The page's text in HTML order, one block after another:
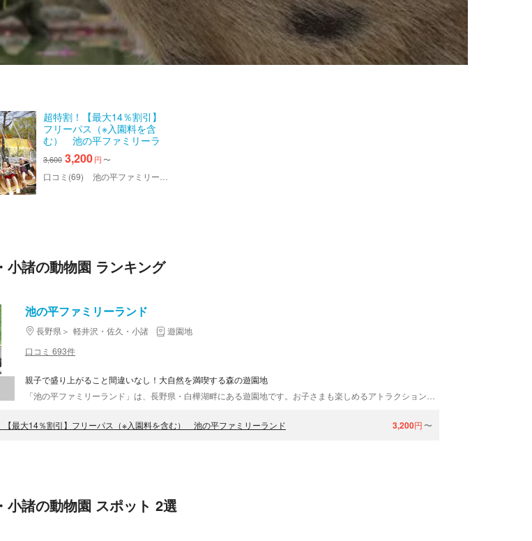
超特割！【最大14％割引】
フリーパス（※入園料を含
む） 池の平ファミリーラ
3,600 3,200円 〜
口コミ(69) 池の平ファミリーランド
小諸の動物園 ランキング
池の平ファミリーランド
長野県 軽井沢・佐久・小諸
遊園地
口コミ 693件
親子で盛り上がること間違いなし！大自然を満喫する森の遊園地
【最大14％割引】フリーパス（※入園料を含む） 池の平ファミリーランド 3,200円 〜
小諸の動物園 スポット 2選